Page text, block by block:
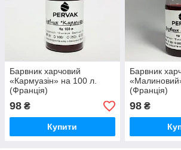
Барвник харчовий
«Кармуазін» на 100 л.
(Франція)
98 ₴
Купити
Барвник
(Франція)
98₴